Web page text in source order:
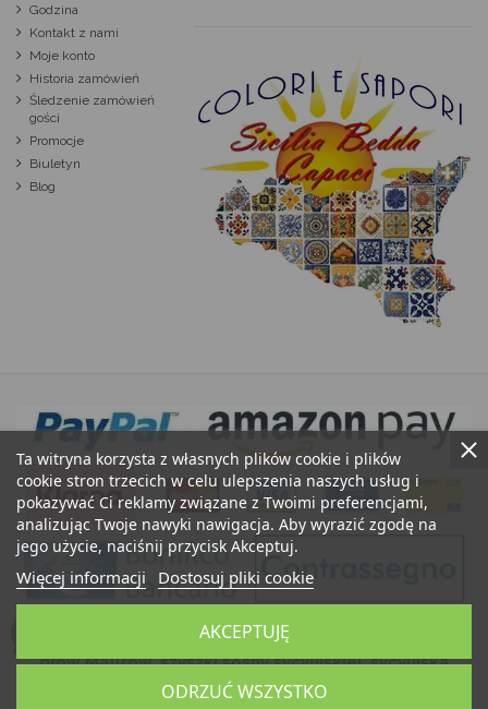
Ta witryna korzysta z własnych plików cookie i plików
cookie stron trzecich w celu ulepszenia naszych usług i
pokazywać Ci reklamy związane z Twoimi preferencjami,
analizując Twoje nawyki nawigacja. Aby wyrazić zgodę na
jego użycie, naciśnij przycisk Akceptuj.
Więcej informacji Dostosuj pliki cookie
ODRZUĆ WSZYSTKO
AKCEPTUJĘ
Godzina
Kontakt z nami
Moje konto
Historia zamówień
Śledzenie zamówień
gości
Promocje
Biuletyn
Blog
Ceramika Caltagirone Sycylia Bedda Sklep: sprzedaż
głów Maurów, szyszki sosny sycylijskiej, sycylijska
ceramika artystyczna, sycylijskie rękodzieło, typowe
produkty sycylijskie, sycylijskie pamiątki